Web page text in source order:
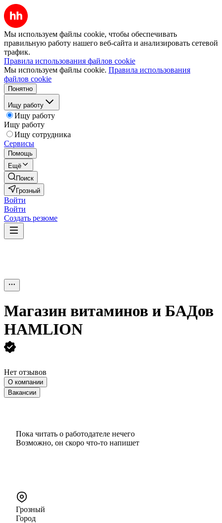
Мы используем файлы cookie, чтобы обеспечивать
правильную работу нашего веб-сайта и анализировать сетевой
трафик.
Правила использования файлов cookie
Мы используем файлы cookie. Правила использования
файлов cookie
Понятно
Ищу работу
Ищу работу
Ищу работу
Ищу сотрудника
Сервисы
Помощь
Ещё
Поиск
Грозный
Войти
Войти
Создать резюме
Магазин витаминов и БАДов
HAMLION
Нет отзывов
О компании
Вакансии
Пока читать о работодателе нечего
Возможно, он скоро что‑то напишет
Грозный
Город